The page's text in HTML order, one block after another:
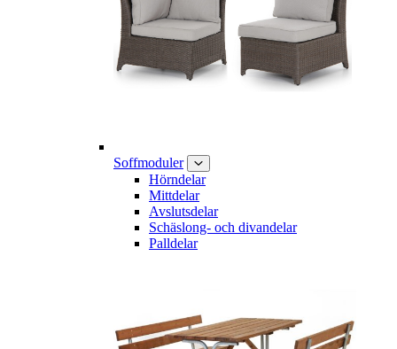
Soffmoduler
Hörndelar
Mittdelar
Avslutsdelar
Schäslong- och divandelar
Palldelar